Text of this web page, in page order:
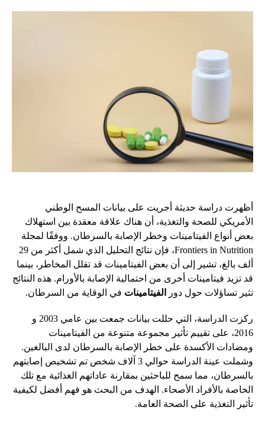
أظهرت دراسة حديثة أجريت على بيانات المسح الوطني
الأمريكي للصحة والتغذية، أن هناك علاقة معقدة بين استهلاك
بعض أنواع الفيتامينات وخطر الإصابة بالسرطان. ووفقًا لمجلة
Frontiers in Nutrition، فإن نتائج التحليل الذي شمل أكثر من 29
ألف بالغ، تشير إلى أن بعض الفيتامينات قد تقلل المخاطر، بينما
قد تزيد فيتامينات أخرى من احتمالية الإصابة بالأورام. هذه النتائج
تثير تساؤلات حول دور
الفيتامينات في الوقاية من السرطان.
ركزت الدراسة، التي حللت بيانات جمعت بين عامي 2003 و
2016، على تقييم تأثير مجموعة متنوعة من الفيتامينات
ومضادات الأكسدة على خطر الإصابة بالسرطان لدى البالغين.
وشملت عينة الدراسة حوالي 3 آلاف شخص تم تشخيص إصابتهم
بالسرطان، مما سمح للباحثين بمقارنة عاداتهم الغذائية مع تلك
الخاصة بالأفراد الأصحاء. الهدف من البحث هو فهم أفضل لكيفية
تأثير التغذية على الصحة العامة.